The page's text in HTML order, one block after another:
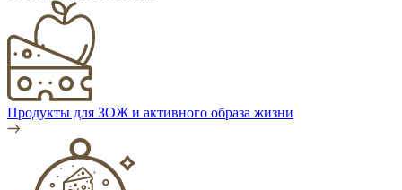
Продукты для ЗОЖ и активного образа жизни